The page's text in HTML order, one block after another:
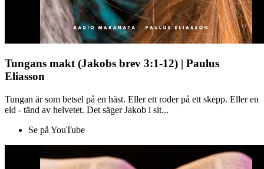
Tungans makt (Jakobs brev 3:1-12) | Paulus
Eliasson
Tungan är som betsel på en häst. Eller ett roder på ett skepp. Eller en
eld - tänd av helvetet. Det säger Jakob i sit...
Se på YouTube